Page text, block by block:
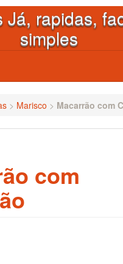
Já, rapidas,
simples
> Marisco > Macarrão com
com